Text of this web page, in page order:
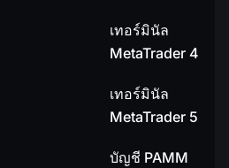
เทอร์มินัล
MetaTrader 4
เทอร์มินัล
MetaTrader 5
บัญชี PAMM